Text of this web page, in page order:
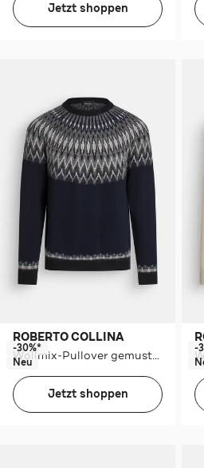
Jetzt shoppen
ROBERTO COLLINA
Wollmix-Pullover gemustert
-30%*
Neu
Jetzt shoppen
-